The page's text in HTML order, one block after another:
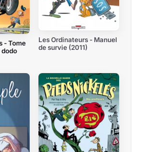
- Tome
Les Ordinateurs - Manuel
de survie (2011)